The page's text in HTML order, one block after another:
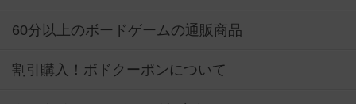
60分以上のボードゲームの通販商品
割引購入！ボドクーポンについて